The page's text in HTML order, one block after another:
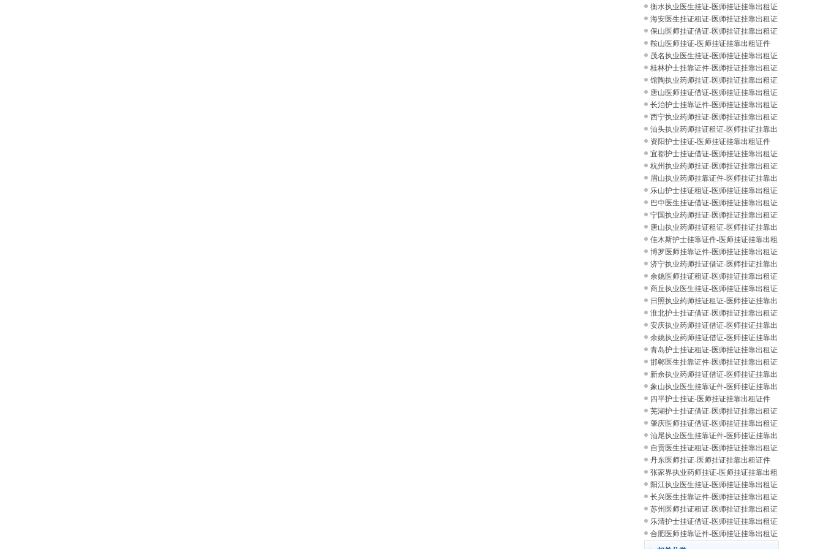
件衡水执业医生挂证-医师挂证挂靠出租证
件海安医生挂证租证-医师挂证挂靠出租证
件保山医师挂证借证-医师挂证挂靠出租证
件鞍山医师挂证-医师挂证挂靠出租证件
茂名执业医生挂证-医师挂证挂靠出租证
件桂林护士挂靠证件-医师挂证挂靠出租证
件馆陶执业药师挂证-医师挂证挂靠出租证
件唐山医师挂证借证-医师挂证挂靠出租证
件长治护士挂靠证件-医师挂证挂靠出租证
件西宁执业药师挂证-医师挂证挂靠出租证
件汕头执业药师挂证租证-医师挂证挂靠出
租证资阳护士挂证-医师挂证挂靠出租证件
宜都护士挂证借证-医师挂证挂靠出租证
件杭州执业药师挂证-医师挂证挂靠出租证
件 眉山执业药师挂靠证件-医师挂证挂靠出
租证乐山护士挂证租证-医师挂证挂靠出租证
件巴中医生挂证借证-医师挂证挂靠出租证
件宁国执业药师挂证-医师挂证挂靠出租证
件唐山执业药师挂证租证-医师挂证挂靠出
租证佳木斯护士挂靠证件-医师挂证挂靠出租
证件博罗医师挂靠证件-医师挂证挂靠出租证
件济宁执业药师挂证借证-医师挂证挂靠出
租证余姚医师挂证租证-医师挂证挂靠出租证
件商丘执业医生挂证-医师挂证挂靠出租证
件 日照执业药师挂证租证-医师挂证挂靠出
租证淮北护士挂证借证-医师挂证挂靠出租证
件安庆执业药师挂证借证-医师挂证挂靠出
租证余姚执业药师挂证借证-医师挂证挂靠出
租证青岛护士挂证租证-医师挂证挂靠出租证
件邯郸医生挂靠证件-医师挂证挂靠出租证
件新余执业药师挂证借证-医师挂证挂靠出
租证象山执业医生挂靠证件-医师挂证挂靠出
租证四平护士挂证-医师挂证挂靠出租证件
芜湖护士挂证借证-医师挂证挂靠出租证
件肇庆医师挂证借证-医师挂证挂靠出租证
件汕尾执业医生挂靠证件-医师挂证挂靠出
租证自贡医生挂证租证-医师挂证挂靠出租证
件丹东医师挂证-医师挂证挂靠出租证件
张家界执业药师挂证-医师挂证挂靠出租
证件阳江执业医生挂证-医师挂证挂靠出租证
件长兴医生挂靠证件-医师挂证挂靠出租证
件苏州医师挂证租证-医师挂证挂靠出租证
件 乐清护士挂证借证-医师挂证挂靠出租证
件合肥医师挂靠证件-医师挂证挂靠出租证